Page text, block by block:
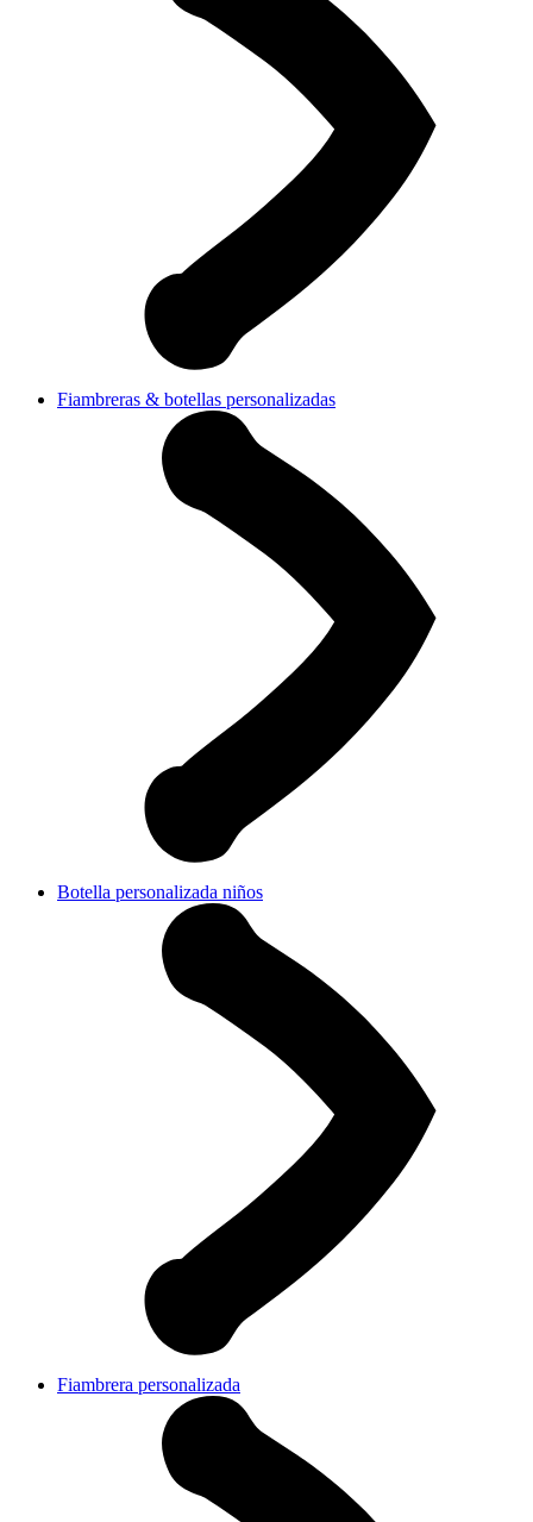
Fiambreras & botellas personalizadas
Botella personalizada niños
Fiambrera personalizada